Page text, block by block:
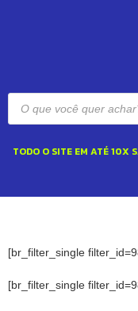
TODO O SITE EM ATÉ 10X
[br_filter_single
[br_filter_single